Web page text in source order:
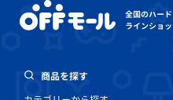
全国のハー
ラインショ
商品を探す